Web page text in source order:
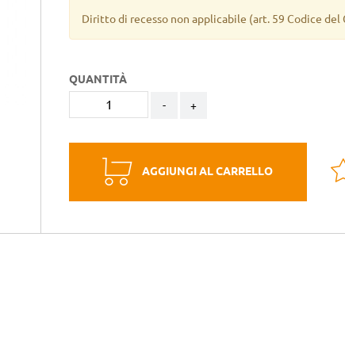
Diritto di recesso non applicabile (art. 59 Codice del
QUANTITÀ
- +
AGGIUNGI AL CARRELLO